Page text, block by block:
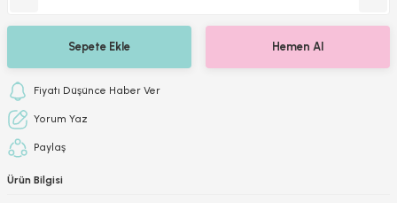
Sepete Ekle Hemen Al
Fiyatı Düşünce Haber Ver
Yorum Yaz
Paylaş
Ürün Bilgisi